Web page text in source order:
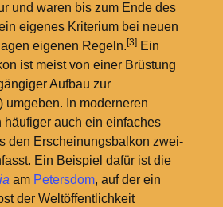
und waren bis zum Ende des
eigenes Kriterium bei neuen
eigenen Regeln. [3]Ein
ist meist von einer Brüstung
Aufbau zur
umgeben. In moderneren
häufiger auch ein einfaches
den Erscheinungsbalkon zwei-
Ein Beispiel dafür ist die
am Petersdom, auf der ein
der Weltöffentlichkeit